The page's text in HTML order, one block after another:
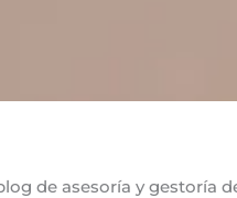
de asesoría y gestoría